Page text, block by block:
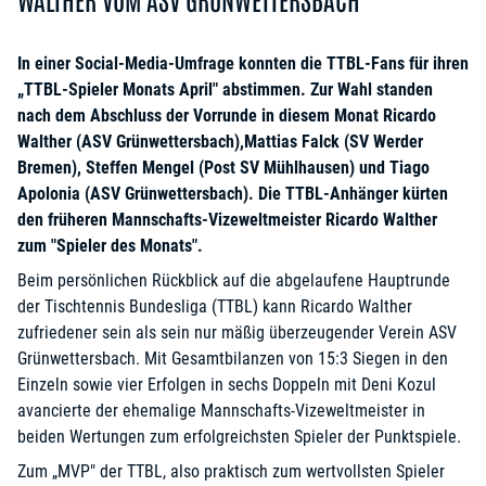
In einer Social-Media-Umfrage konnten die TTBL-Fans für ihren
„TTBL-Spieler Monats April" abstimmen. Zur Wahl standen
nach dem Abschluss der Vorrunde in diesem Monat Ricardo
Walther (ASV Grünwettersbach),Mattias Falck (SV Werder
Bremen), Steffen Mengel (Post SV Mühlhausen) und Tiago
Apolonia (ASV Grünwettersbach). Die TTBL-Anhänger kürten
den früheren Mannschafts-Vizeweltmeister Ricardo Walther
zum "Spieler des Monats".
Beim persönlichen Rückblick auf die abgelaufene Hauptrunde
der Tischtennis Bundesliga (TTBL) kann Ricardo Walther
zufriedener sein als sein nur mäßig überzeugender Verein ASV
Grünwettersbach. Mit Gesamtbilanzen von 15:3 Siegen in den
Einzeln sowie vier Erfolgen in sechs Doppeln mit Deni Kozul
avancierte der ehemalige Mannschafts-Vizeweltmeister in
beiden Wertungen zum erfolgreichsten Spieler der Punktspiele.
Zum „MVP" der TTBL, also praktisch zum wertvollsten Spieler